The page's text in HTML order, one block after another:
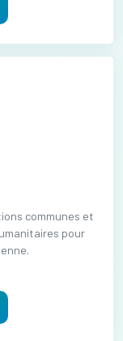
communes et
pour